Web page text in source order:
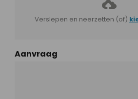
Verslepen en neerzetten (of)
Aanvraag